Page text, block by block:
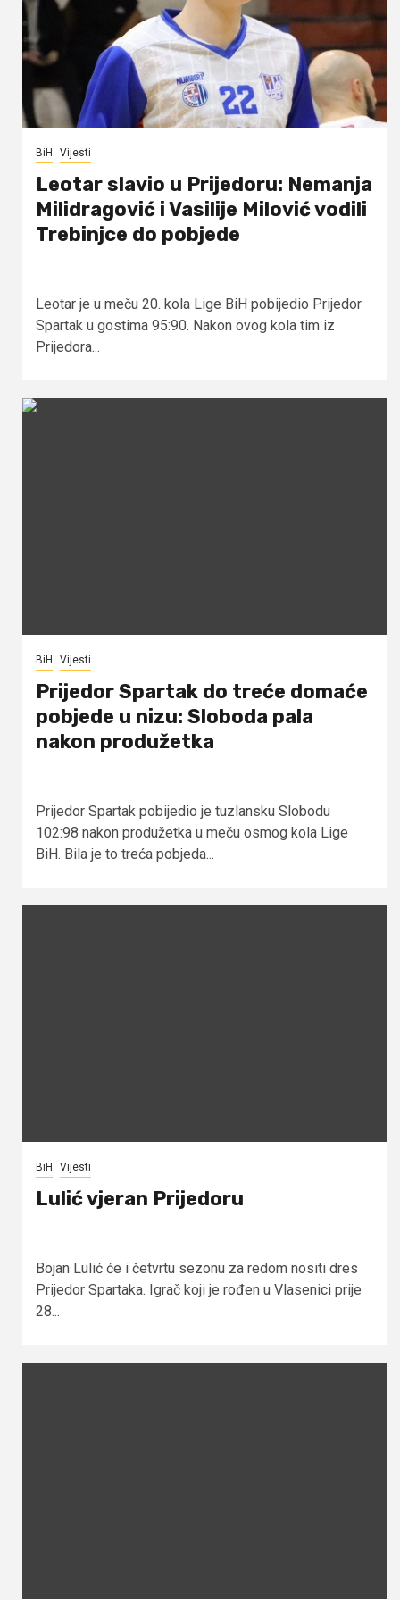
BiH Vijesti
Leotar slavio u Prijedoru: Nemanja
Milidragović i Vasilije Milović vodili
Trebinjce do pobjede
Leotar je u meču 20. kola Lige BiH pobijedio Prijedor
Spartak u gostima 95:90. Nakon ovog kola tim iz
Prijedora...
BiH Vijesti
Prijedor Spartak do treće domaće
pobjede u nizu: Sloboda pala
nakon produžetka
Prijedor Spartak pobijedio je tuzlansku Slobodu
102:98 nakon produžetka u meču osmog kola Lige
BiH. Bila je to treća pobjeda...
BiH Vijesti
Lulić vjeran Prijedoru
Bojan Lulić će i četvrtu sezonu za redom nositi dres
Prijedor Spartaka. Igrač koji je rođen u Vlasenici prije
28...